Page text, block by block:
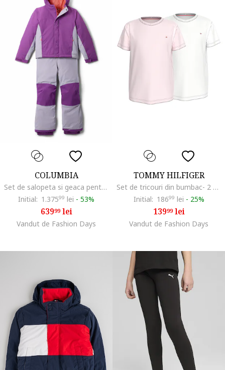
COLUMBIA
Set de salopeta si geaca pentru sporturile de iarna Buga™ III, Lila pal/Violet prafuit
Initial: 1.37599 lei - 53%
63999lei
Vandut de Fashion Days
TOMMY HILFIGER
Set de tricouri din bumbac- 2 piese, Alb/Roz pal
Initial: 18699 lei - 25%
13999lei
Vandut de Fashion Days